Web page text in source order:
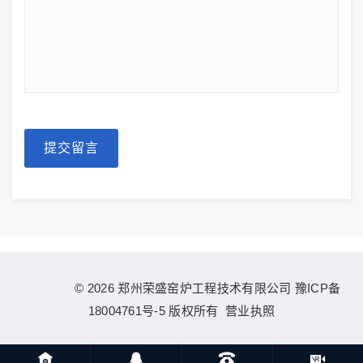
提交留言
© 2026 郑州荣盛窑炉工程技术有限公司 豫ICP备
18004761号-5 版权所有 营业执照